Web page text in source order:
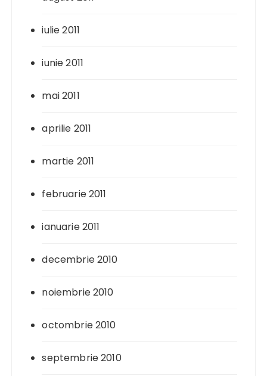
iulie 2011
iunie 2011
mai 2011
aprilie 2011
martie 2011
februarie 2011
ianuarie 2011
decembrie 2010
noiembrie 2010
octombrie 2010
septembrie 2010